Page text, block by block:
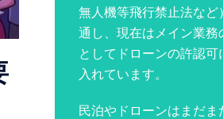
無人機等飛行禁止法など
通し、現在はメイン業務
としてドローンの許認可
入れています。
民泊やドローンはまだま